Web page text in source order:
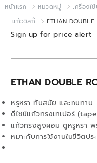
หน้าแรก หมวดหมู่ เครื่องใ
แก้ววิสกี้
ETHAN
ETHAN DOUBLE
หรูหรา ทันสมัย และทนทาน
ดีไซน์แก้วทรงเทเปอร์
แก้วทรงสูงผอม ดูหรูหรา
หมาะกับการใช้งานในชีวิตป
Sign up for price alert